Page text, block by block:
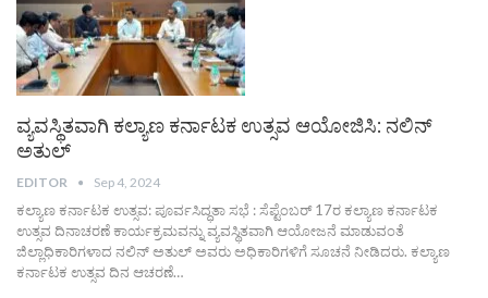
ವ್ಯವಸ್ಥಿತವಾಗಿ ಕಲ್ಯಾಣ ಕರ್ನಾಟಕ ಉತ್ಸವ ಆಯೋಜಿಸಿ: ನಲಿನ್
ಅತುಲ್
EDITOR Sep 4, 2024
ಕಲ್ಯಾಣ ಕರ್ನಾಟಕ ಉತ್ಸವ: ಪೂರ್ವಸಿದ್ಧತಾ ಸಭೆ : ಸೆಪ್ಟೆಂಬರ್ 17ರ ಕಲ್ಯಾಣ ಕರ್ನಾಟಕ
ಉತ್ಸವ ದಿನಾಚರಣೆ ಕಾರ್ಯಕ್ರಮವನ್ನು ವ್ಯವಸ್ಥಿತವಾಗಿ ಆಯೋಜನೆ ಮಾಡುವಂತೆ
ಜಿಲ್ಲಾಧಿಕಾರಿಗಳಾದ ನಲಿನ್ ಅತುಲ್ ಅವರು ಅಧಿಕಾರಿಗಳಿಗೆ ಸೂಚನೆ ನೀಡಿದರು. ಕಲ್ಯಾಣ
ಕರ್ನಾಟಕ ಉತ್ಸವ ದಿನ ಆಚರಣೆ…